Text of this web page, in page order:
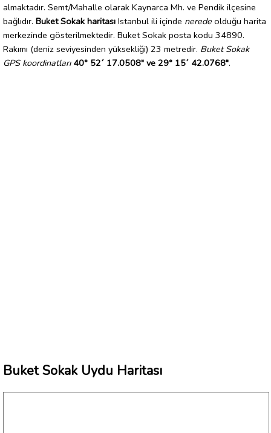
almaktadır. Semt/Mahalle olarak Kaynarca Mh. ve Pendik ilçesine
bağlıdır. Buket Sokak haritası Istanbul ili içinde nerede olduğu harita
merkezinde gösterilmektedir. Buket Sokak posta kodu 34890.
Rakımı (deniz seviyesinden yüksekliği) 23 metredir. Buket Sokak
GPS koordinatları 40° 52´ 17.0508" ve 29° 15´ 42.0768".
Buket Sokak Uydu Haritası